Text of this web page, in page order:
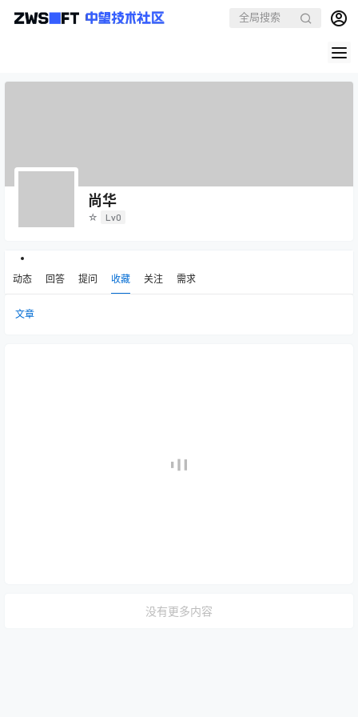
尚华
☆ Lv0
动态 回答 提问 收藏 关注 需求
文章
没有更多内容